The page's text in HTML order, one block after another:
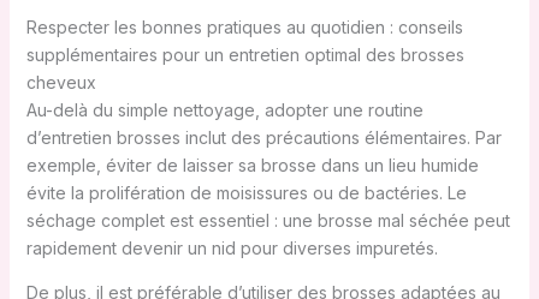
Respecter les bonnes pratiques au quotidien : conseils
supplémentaires pour un entretien optimal des brosses
cheveux
Au-delà du simple nettoyage, adopter une routine
d’entretien brosses inclut des précautions élémentaires. Par
exemple, éviter de laisser sa brosse dans un lieu humide
évite la prolifération de moisissures ou de bactéries. Le
séchage complet est essentiel : une brosse mal séchée peut
rapidement devenir un nid pour diverses impuretés.
De plus, il est préférable d’utiliser des brosses adaptées au